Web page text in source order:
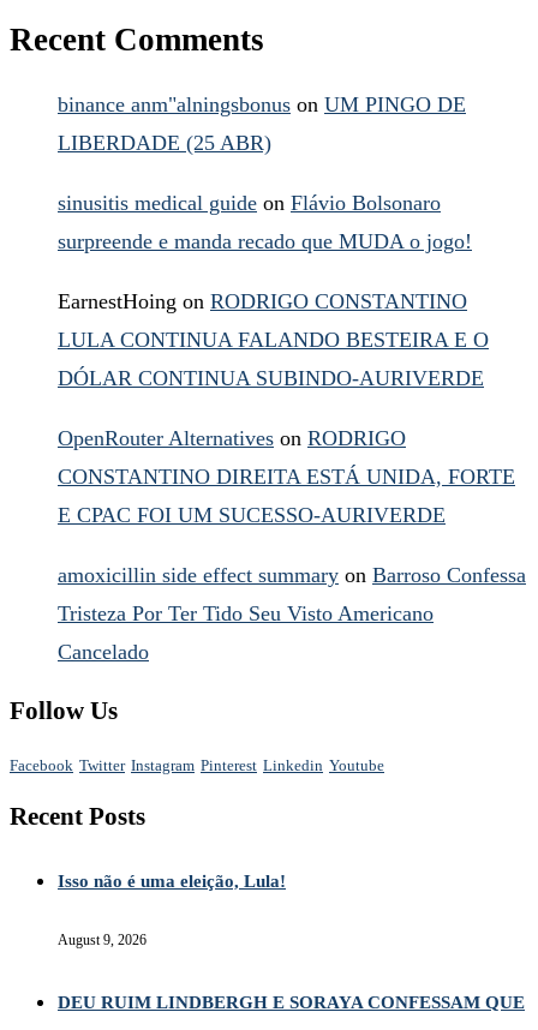
Recent Comments
binance anm"alningsbonus on UM PINGO DE
LIBERDADE (25 ABR)
sinusitis medical guide on Flávio Bolsonaro
surpreende e manda recado que MUDA o jogo!
EarnestHoing on RODRIGO CONSTANTINO
LULA CONTINUA FALANDO BESTEIRA E O
DÓLAR CONTINUA SUBINDO-AURIVERDE
OpenRouter Alternatives on RODRIGO
CONSTANTINO DIREITA ESTÁ UNIDA, FORTE
E CPAC FOI UM SUCESSO-AURIVERDE
amoxicillin side effect summary on Barroso Confessa
Tristeza Por Ter Tido Seu Visto Americano
Cancelado
Follow Us
Facebook Twitter Instagram Pinterest Linkedin Youtube
Recent Posts
Isso não é uma eleição, Lula!
August 9, 2026
DEU RUIM LINDBERGH E SORAYA CONFESSAM QUE